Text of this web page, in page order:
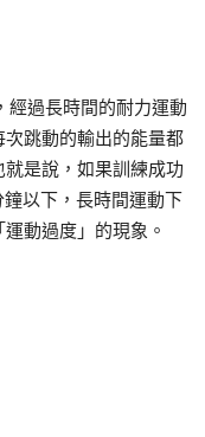
經過長時間的耐力運動
跳動的輸出的能量都
是說，如果訓練成功
以下，長時間運動下
動過度」的現象。